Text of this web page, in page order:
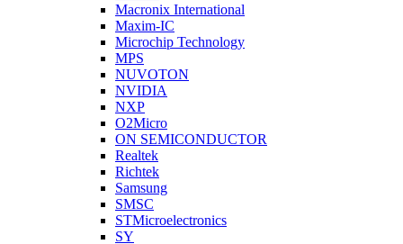
Macronix International
Maxim-IC
Microchip Technology
MPS
NUVOTON
NVIDIA
NXP
O2Micro
ON SEMICONDUCTOR
Realtek
Richtek
Samsung
SMSC
STMicroelectronics
SY